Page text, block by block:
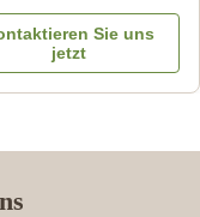
für die
Sie uns
jetzt